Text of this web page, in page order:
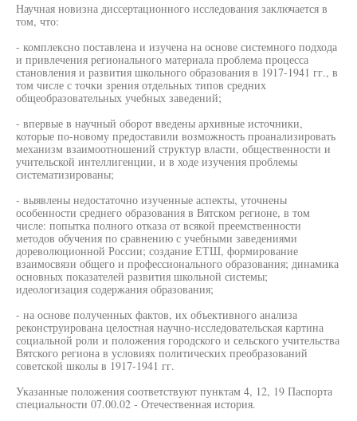
Научная новизна диссертационного исследования заключается в
том, что:
- комплексно поставлена и изучена на основе системного подхода
и привлечения регионального материала проблема процесса
становления и развития школьного образования в 1917-1941 гг., в
том числе с точки зрения отдельных типов средних
общеобразовательных учебных заведений;
- впервые в научный оборот введены архивные источники,
которые по-новому предоставили возможность проанализировать
механизм взаимоотношений структур власти, общественности и
учительской интеллигенции, и в ходе изучения проблемы
систематизированы;
- выявлены недостаточно изученные аспекты, уточнены
особенности среднего образования в Вятском регионе, в том
числе: попытка полного отказа от всякой преемственности
методов обучения по сравнению с учебными заведениями
дореволюционной России; создание ЕТШ, формирование
взаимосвязи общего и профессионального образования; динамика
основных показателей развития школьной системы;
идеологизация содержания образования;
- на основе полученных фактов, их объективного анализа
реконструирована целостная научно-исследовательская картина
социальной роли и положения городского и сельского учительства
Вятского региона в условиях политических преобразований
советской школы в 1917-1941 гг.
Указанные положения соответствуют пунктам 4, 12, 19 Паспорта
специальности 07.00.02 - Отечественная история.